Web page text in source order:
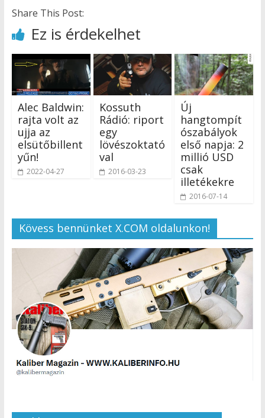
Share This Post:
Ez is érdekelhet
Alec Baldwin:
rajta volt az
ujja az
elsütőbillent
yűn!
2022-04-27
Kossuth
Rádió: riport
egy
lövészoktató
val
2016-03-23
Új
hangtompít
ószabályok
első napja: 2
millió USD
csak
illetékekre
2016-07-14
Kövess bennünket X.COM oldalunkon!